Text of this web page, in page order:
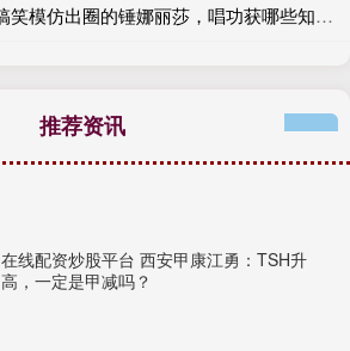
专业个人配资门户 靠搞笑模仿出圈的锤娜丽莎，唱功获哪些知名音乐人认可？
推荐资讯
在线配资炒股平台 西安甲康江勇：TSH升
高，一定是甲减吗？